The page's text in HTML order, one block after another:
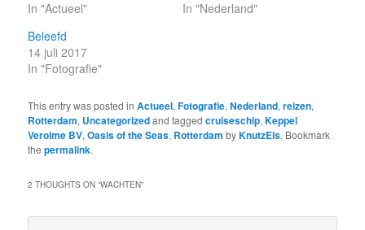
In "Actueel"
In "Nederland"
Beleefd
14 juli 2017
In "Fotografie"
This entry was posted inActueel,Fotografie,Nederland,reizen,
Rotterdam, Uncategorizedand taggedcruiseschip,Keppel
Verolme BV,Oasis of the Seas, Rotterdam byKnutzEls. Bookmark
thepermalink.
2 THOUGHTS ON “WACHTEN”